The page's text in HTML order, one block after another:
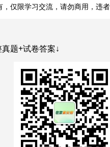
限学习交流，请勿商用，违者
题+试卷答案↓